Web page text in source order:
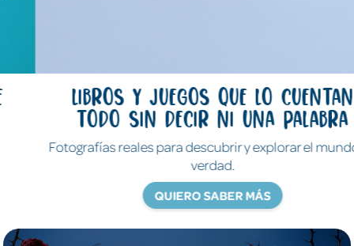
Libros y juegos que lo cuentan
todo sin decir ni una palabra
Fotografías reales para descubrir y explorar el mundo de
verdad.
QUIERO SABER MÁS